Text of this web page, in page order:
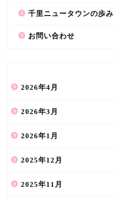
千里ニュータウンの歩み
お問い合わせ
2026年4月
2026年3月
2026年1月
2025年12月
2025年11月